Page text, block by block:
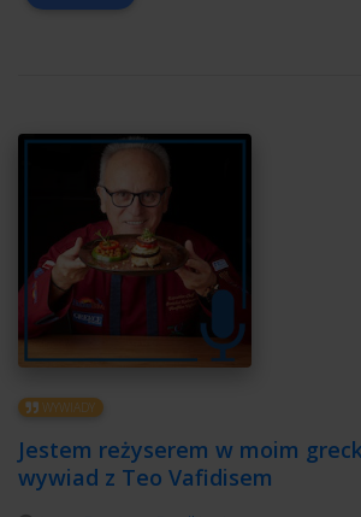
WYWIADY
Jestem reżyserem w moim
wywiad z Teo Vafidisem